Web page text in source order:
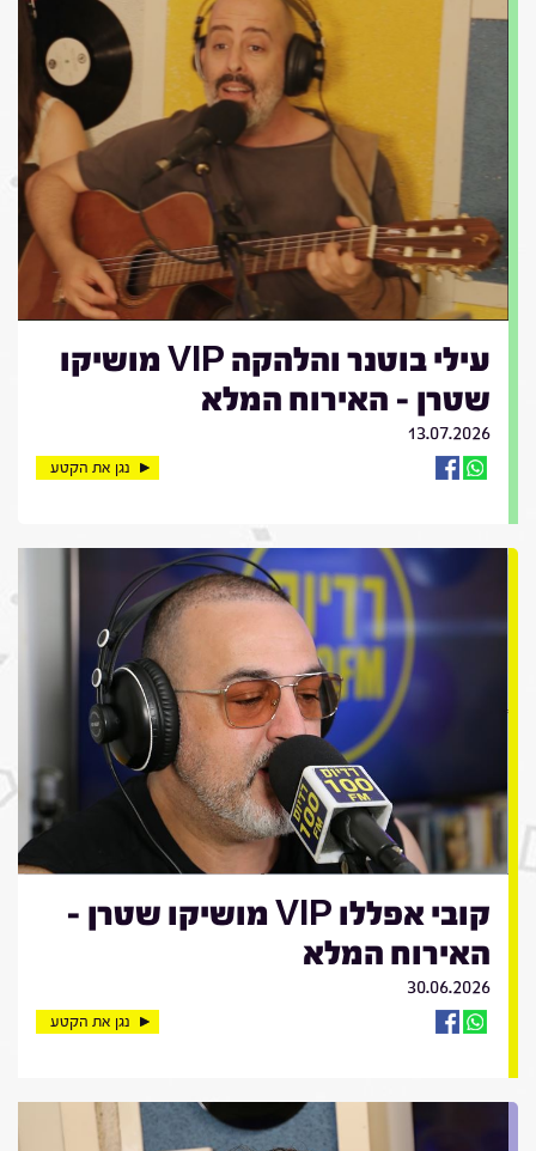
עילי בוטנר והלהקה VIP מושיקו
שטרן - האירוח המלא
13.07.2026
נגן את הקטע
קובי אפללו VIP מושיקו שטרן -
האירוח המלא
30.06.2026
נגן את הקטע